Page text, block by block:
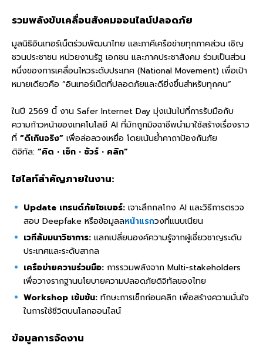
รวมพลังขับเคลื่อนสังคมออนไลน์ปลอดภัย
มูลนิธิอินเทอร์เน็ตร่วมพัฒนาไทย และภาคีเครือข่ายทุกภาคส่วน เชิญ
ชวนประชาชน หน่วยงานรัฐ เอกชน และภาคประชาสังคม ร่วมเป็นส่วน
หนึ่งของการเคลื่อนไหวระดับประเทศ (National Movement) เพื่อเป้า
หมายเดียวคือ “อินเทอร์เน็ตที่ปลอดภัยและดียิ่งขึ้นสำหรับทุกคน”
ในปี 2569 นี้ งาน Safer Internet Day มุ่งเน้นไปที่การรับมือกับ
ความก้าวหน้าของเทคโนโลยี AI ที่มักถูกมิจฉาชีพนำมาใช้สร้างเรื่องราว
ที่ “ดีเกินจริง” เพื่อล่อลวงเหยื่อ โดยเน้นย้ำคาถาป้องกันภัย
ดิจิทัล: “คิด • เช็ก • ชัวร์ • คลิก”
ไฮไลท์สำคัญภายในงาน:
Update เทรนด์ภัยไซเบอร์: เจาะลึกกลโกง AI และวิธีการตรวจ
สอบ Deepfake หรือข้อมูลลหน้าแรกวงที่แนบเนียน
เวทีสัมมนาวิชาการ: แลกเปลี่ยนองค์ความรู้จากผู้เชี่ยวชาญระดับ
ประเทศและระดับสากล
เครือข่ายความร่วมมือ: การรวมพลังจาก Multi-stakeholders
เพื่อวางรากฐานนโยบายความปลอดภัยดิจิทัลของไทย
Workshop เข้มข้น: ทักษะการเช็กก่อนคลิก เพื่อสร้างความมั่นใจ
ในการใช้ชีวิตบนโลกออนไลน์
ข้อมูลการจัดงาน